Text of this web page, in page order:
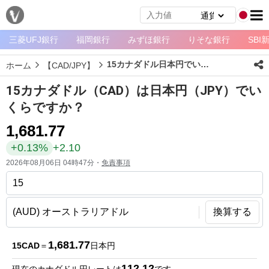
メ
ニ
ュ
ー
ホ
ム
ペ
ー
ジ
通
貨
一
覧
三菱UFJ銀行 福岡銀行 みずほ銀行 りそな銀行 SBI
ホーム 【CAD/JPY】 15カナダドル日本円でいくら？
15カナダドル（CAD）は日本円（JPY）でい
くらですか？
1,681.77
+0.13% +2.10
2026年08月06日 04時47分・ 免責事項
換算する
15CAD＝ 1,681.77日本円